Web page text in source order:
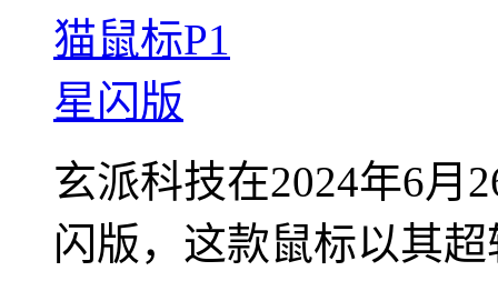
玄派科技在2024年6月
闪版，这款鼠标以其